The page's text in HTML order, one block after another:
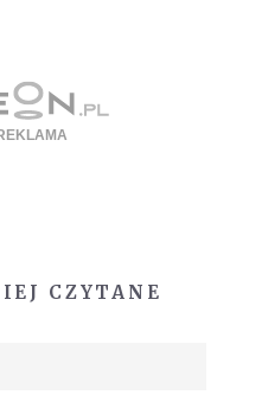
CZYTANE